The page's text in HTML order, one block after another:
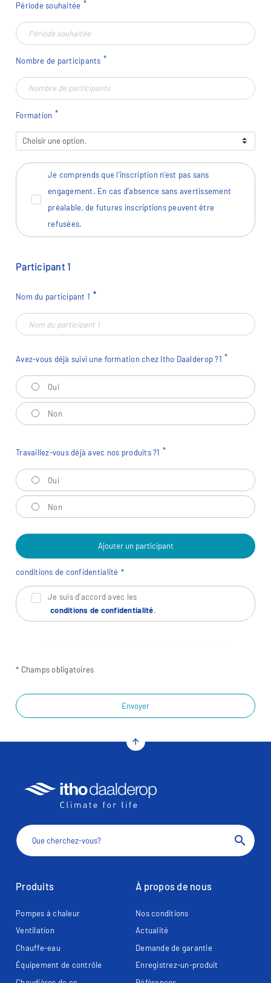
Période souhaitée
Nombre de participants
Formation
Je comprends que l’inscription n’est pas sans
engagement. En cas d’absence sans avertissement
préalable, de futures inscriptions peuvent être
refusées.
Ajouter un participant
Participant1
Nom du participant 1
Avez-vous déjà suivi une formation chez Itho Daalderop ?1
Oui
Non
Travaillez-vous déjà avec nos produits ?1
Oui
Non
conditions de confidentialité
Je suis d'accord avec les
conditions de confidentialité.
* Champs obligatoires
Envoyer
arrow_upward
search
Produits
Pompes à chaleur
Ventilation
Chauffe-eau
Équipement de contrôle
À propos de nous
Nos conditions
Actualité
Demande de garantie
Enregistrez-un-produit